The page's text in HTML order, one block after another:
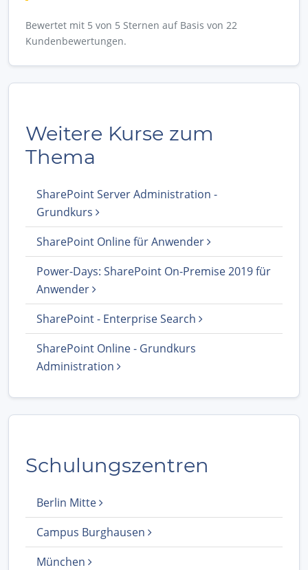
Bewertet mit 5 von 5 Sternen auf Basis von 22
Kundenbewertungen.
Weitere Kurse zum
Thema
SharePoint Server Administration -
Grundkurs
SharePoint Online für Anwender
Power-Days: SharePoint On-Premise 2019 für
Anwender
SharePoint - Enterprise Search
SharePoint Online - Grundkurs
Administration
Schulungszentren
Berlin Mitte
Campus Burghausen
München